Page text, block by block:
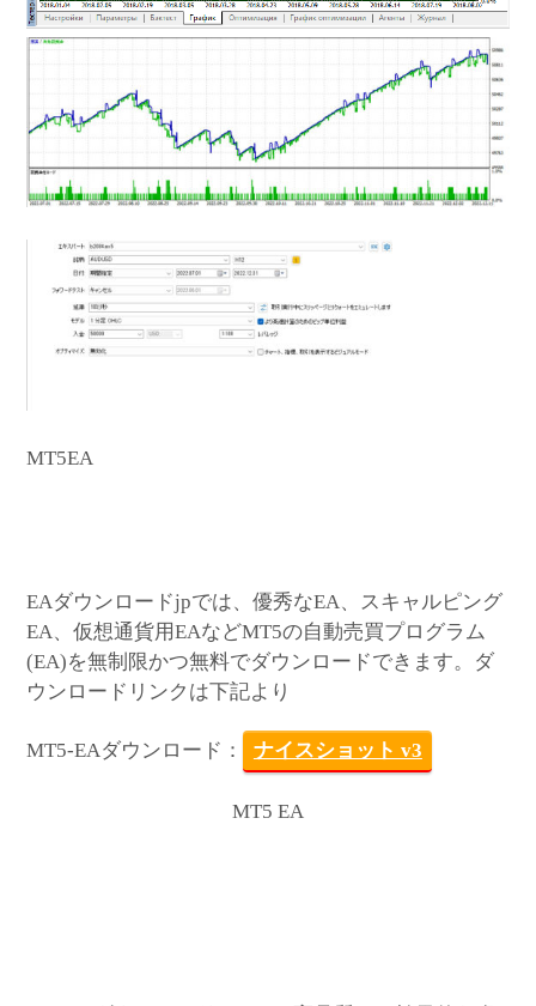
MT5EA
EAダウンロードjpでは、優秀なEA、スキャルピング
EA、仮想通貨用EAなどMT5の自動売買プログラム
(EA)を無制限かつ無料でダウンロードできます。ダ
ウンロードリンクは下記より
MT5-EAダウンロード： ナイスショット v3
MT5 EA